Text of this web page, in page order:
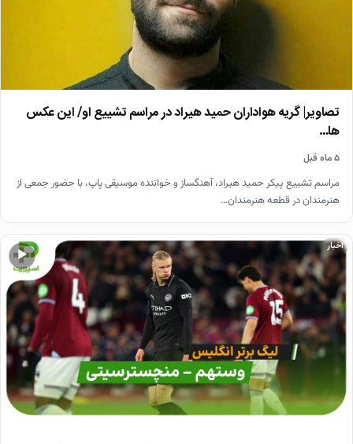
تصاویر| گریه هواداران حمید هیراد در مراسم تشییع او/ این عکس
ها…
۵ ماه قبل
مراسم تشییع پیکر حمید هیراد، آهنگساز و خواننده موسیقی پاپ، با حضور جمعی از
هنرمندان در قطعه هنرمندان…
▶
اخبار